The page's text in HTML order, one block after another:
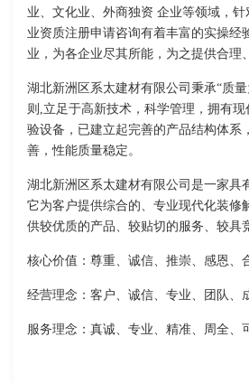
业、文化业、外商独资 企业等领域，
业资质注册申请咨询有着丰富的实操经
业，为各企业尽其所能，为之提供合理
湖北新洲区系太建材有限公司秉承“质
则,立足于高新技术，科学管理，拥有
验设备，已建立起完善的产品结构体系
善，性能质量稳定。
湖北新洲区系太建材有限公司是一家具
它为客户提供综合的、专业现代化装修
供较优质的产品、较贴切的服务、较具
核心价值：尊重、诚信、推崇、感恩、
经营理念：客户、诚信、专业、团队、
服务理念：真诚、专业、精准、周全、